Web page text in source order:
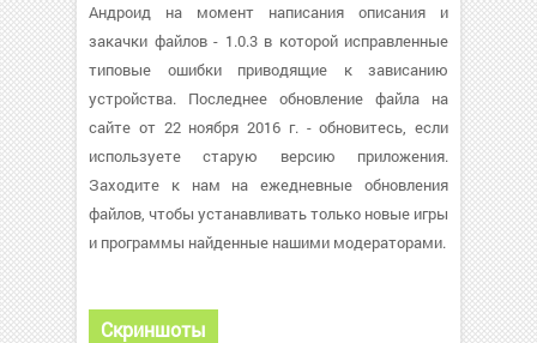
Андроид на момент написания описания и
закачки файлов - 1.0.3 в которой исправленные
типовые ошибки приводящие к зависанию
устройства. Последнее обновление файла на
сайте от 22 ноября 2016 г. - обновитесь, если
используете старую версию приложения.
Заходите к нам на ежедневные обновления
файлов, чтобы устанавливать только новые игры
и программы найденные нашими модераторами.
Скриншоты